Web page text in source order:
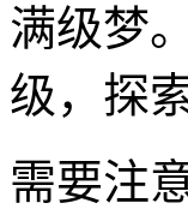
满级梦
级，探
需要注